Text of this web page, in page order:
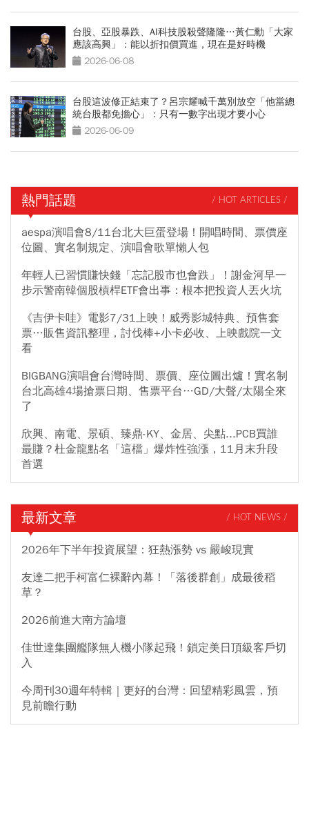
台股、亞股暴跌、AI科技股殺聲隆隆…黃仁勳「大家
應該高興」：能以折扣價買進，現在是好時機
2026-06-08
台股這波修正結束了？呂宗耀喊千萬別放空「他當總
統台股都免擔心」：只有一數字出現才要小心
2026-06-09
熱門話題 / HOT ARTICLES /
aespa演唱會8/11台北大巨蛋登場！開唱時間、票價座
位圖、實名制規定、演唱會歌單懶人包
年輕人已習慣賺快錢「忘記股市也會跌」！謝金河早一
步示警南韓個股槓桿ETF會出事：根本把投資人丟火坑
《吉伊卡哇》電影7/31上映！威秀影城特典、預售套
票…販售資訊整理，討伐棒+小卡必收、上映戲院一文
看
BIGBANG演唱會台灣時間、票價、座位圖出爐！實名制
台北高雄4場搶票日期、售票平台…GD/大聲/太陽全來
了
欣興、南電、景碩、臻鼎-KY、金居、尖點...PCB買誰
最賺？杜金龍點名「這檔」爆炸性強漲，11月末升段
首選
最新文章 / HOT NEWS /
2026年下半年投資展望：狂熱漲勢 vs 嚴峻現實
友達二把手柯富仁裸辭內幕！「落後群創」成最後稻
草？
2026前進大南方論壇
佳世達集團艦隊無人機小隊起飛！鎖定美日頂級客戶切
入
今周刊30週年特輯｜更好的台灣：回望精彩風雲，預
見前瞻行動